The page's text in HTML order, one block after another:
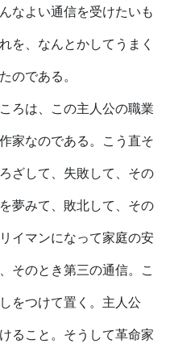
なよい通信を受けたいも
を、なんとかしてうまく
のである。
ろは、この主人公の職業
家なのである。こう直そ
ざして、失敗して、その
夢みて、敗北して、その
イマンになって家庭の安
そのとき第三の通信。こ
をつけて置く。主人公
ること。そうして革命家